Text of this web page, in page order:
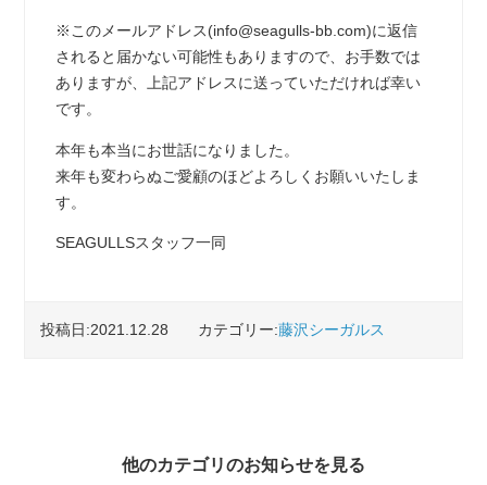
※このメールアドレス(info@seagulls-bb.com)に返信
されると届かない可能性もありますので、お手数では
ありますが、上記アドレスに送っていただければ幸い
です。
本年も本当にお世話になりました。
来年も変わらぬご愛顧のほどよろしくお願いいたしま
す。
SEAGULLSスタッフ一同
投稿日:2021.12.28 カテゴリー:藤沢シーガルス
他のカテゴリのお知らせを見る